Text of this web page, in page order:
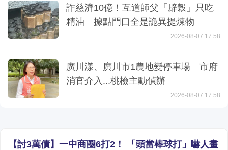
詐慈濟10億！互道師父「辟穀」只吃
精油 據點門口全是詭異提煉物
2026-08-07 17:58
廣川漾、廣川市1農地變停車場 市府
消官介入...桃檢主動偵辦
2026-08-07 17:58
【討3萬債】一中商圈6打2！ 「頭當棒球打」嚇人畫